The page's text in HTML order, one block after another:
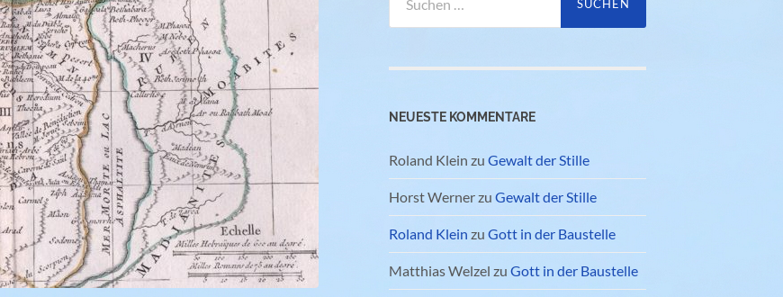
nach:
NEUESTE KOMMENTARE
Roland Klein zu Gewalt der Stille
Horst Wernerzu Gewalt der Stille
Roland Klein zu Gott in der Baustelle
Matthias Welzel zu Gott in der Baustelle